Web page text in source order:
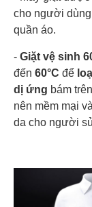
cho người
quần áo.
- Giặt vệ sinh
đến 60°C để
dị ứng bám
nên mềm mại
da cho người